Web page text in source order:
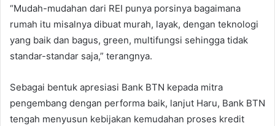
“Mudah-mudahan dari REI punya porsinya bagaimana
rumah itu misalnya dibuat murah, layak, dengan teknologi
yang baik dan bagus, green, multifungsi sehingga tidak
standar-standar saja,” terangnya.
Sebagai bentuk apresiasi Bank BTN kepada mitra
pengembang dengan performa baik, lanjut Haru, Bank BTN
tengah menyusun kebijakan kemudahan proses kredit